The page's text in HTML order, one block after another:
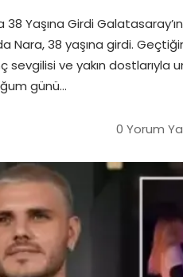
Yaşına Girdi
Nara, 38 yaşına girdi.
sevgilisi ve yakın dostlarıyla
günü…
0 Yorum